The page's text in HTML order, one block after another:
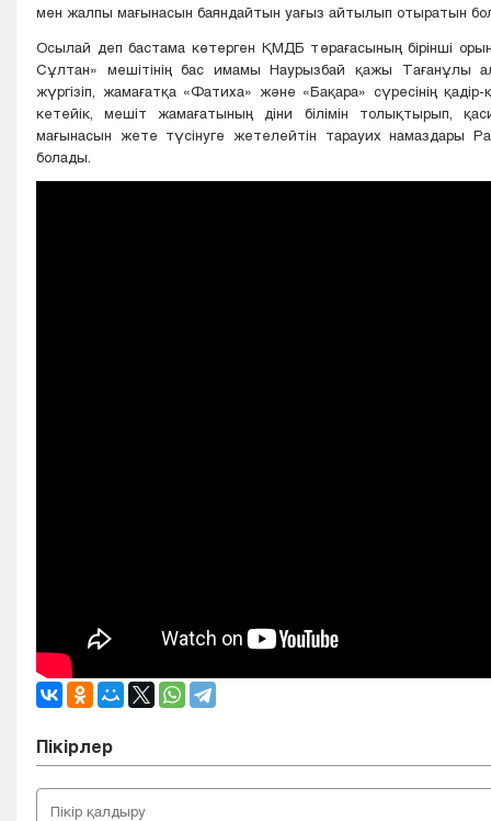
мен жалпы мағынасын баяндайтын уағыз айтылып отыратын
Осылай деп бастама көтерген ҚМДБ төрағасының бірінші
Сұлтан» мешітінің бас имамы Наурызбай қажы Тағанұлы
жүргізіп, жамағатқа «Фатиха» және «Бақара» сүресінің қадір-
кетейік, мешіт жамағатының діни білімін толықтырып,
мағынасын жете түсінуге жетелейтін тарауих намаздары
болады.
Пікірлер